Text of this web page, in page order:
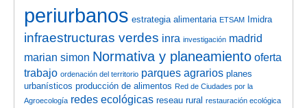
periurbanos estrategia alimentaria ETSAM Imidra
infraestructuras verdes inra investigación madrid
marian simon Normativa y planeamiento oferta
trabajo ordenación del territorio parques agrarios planes
urbanísticos producción de alimentos Red de Ciudades por la
Agroecología redes ecológicas reseau rural restauración ecológica